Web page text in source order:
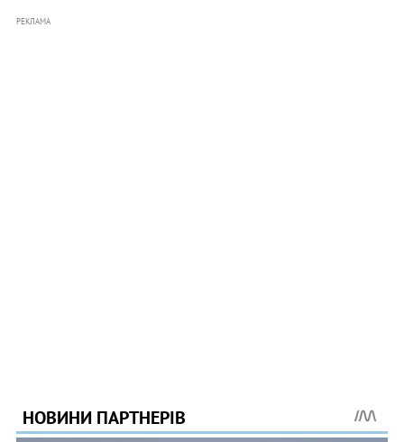
РЕКЛАМА